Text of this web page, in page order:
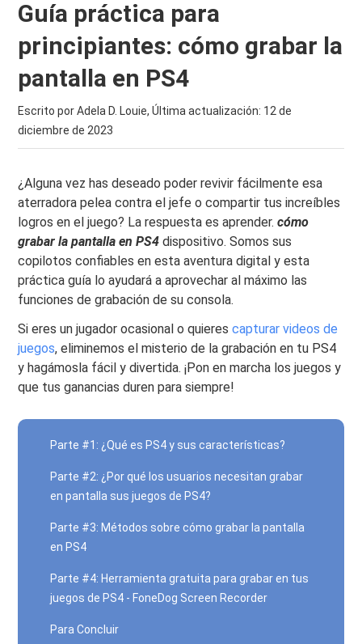
Guía práctica para
principiantes: cómo grabar la
pantalla en PS4
Escrito por Adela D. Louie, Última actualización: 12 de
diciembre de 2023
¿Alguna vez has deseado poder revivir fácilmente esa
aterradora pelea contra el jefe o compartir tus increíbles
logros en el juego? La respuesta es aprender.cómo
grabar la pantalla en PS4 dispositivo. Somos sus
copilotos confiables en esta aventura digital y esta
práctica guía lo ayudará a aprovechar al máximo las
funciones de grabación de su consola.
Si eres un jugador ocasional o quierescapturar videos de
juegos, eliminemos el misterio de la grabación en tu PS4
y hagámosla fácil y divertida. ¡Pon en marcha los juegos y
que tus ganancias duren para siempre!
Parte #1: ¿Qué es PS4 y sus características?
Parte #2: ¿Por qué los usuarios necesitan grabar
en pantalla sus juegos de PS4?
Parte #3: Métodos sobre cómo grabar la pantalla
en PS4
Parte #4: Herramienta gratuita para grabar en tus
juegos de PS4 - FoneDog Screen Recorder
Para Concluir